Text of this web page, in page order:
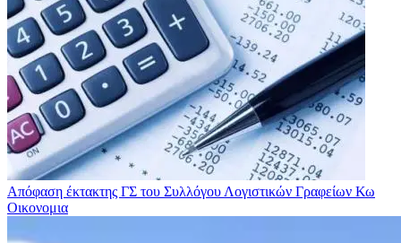
Απόφαση έκτακτης ΓΣ του Συλλόγου Λογιστικών Γραφείων Κω
Οικονομια